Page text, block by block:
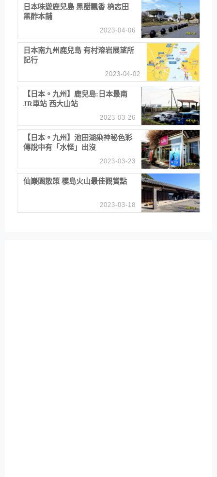
日本味遊鹿兒島 黑醋飄香 桷志田
黑酢本舖
2023-04-06
日本南九州鹿兒島 有村溶岩展望所
記行
2023-04-02
【日本。九州】鹿兒島:日本最南
JR車站 西大山站
2023-03-26
【日本。九州】池田湖染神秘色彩
傳說中有「水怪」出沒
2023-03-23
仙巖園散策 櫻島火山最佳觀賞點
2023-03-18